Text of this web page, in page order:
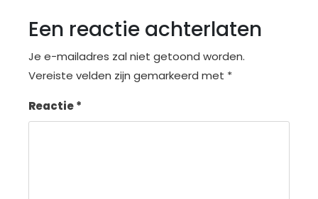
Een reactie achterlaten
Je e-mailadres zal niet getoond worden.
Vereiste velden zijn gemarkeerd met *
Reactie*